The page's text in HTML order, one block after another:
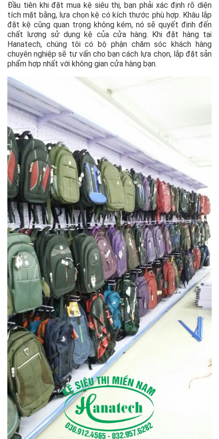
Đầu tiên khi đặt mua kệ siêu thị, bạn phải xác định rõ diện
tích mặt bằng, lựa chọn kệ có kích thước phù hợp. Khâu lắp
đặt kệ cũng quan trọng không kém, nó sẽ quyết định đến
chất lượng sử dụng kệ của cửa hàng. Khi đặt hàng tại
Hanatech, chúng tôi có bộ phận chăm sóc khách hàng
chuyên nghiệp sẽ tư vấn cho bạn cách lựa chọn, lắp đặt sản
phẩm hợp nhất với không gian cửa hàng bạn.